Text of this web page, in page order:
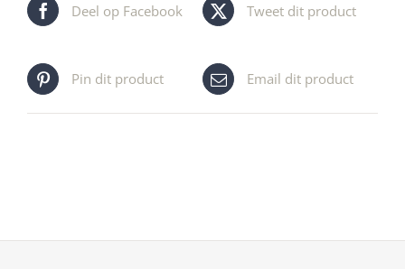
Deel op Facebook Tweet dit product
Pin dit product Email dit product